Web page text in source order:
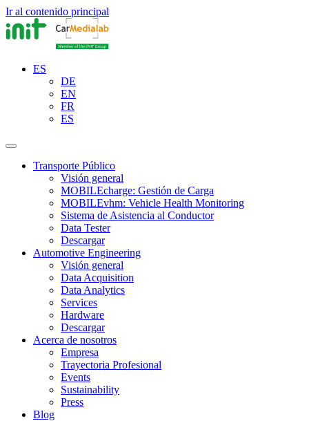
Ir al contenido principal
ES
DE
EN
FR
ES
Transporte Público
Visión general
MOBILEcharge: Gestión de Carga
MOBILEvhm: Vehicle Health Monitoring
Sistema de Asistencia al Conductor
Data Tester
Descargar
Automotive Engineering
Visión general
Data Acquisition
Data Analytics
Services
Hardware
Descargar
Acerca de nosotros
Empresa
Trayectoria Profesional
Events
Sustainability
Press
Blog